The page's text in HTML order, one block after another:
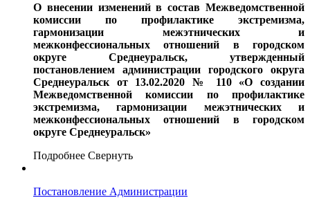
О внесении изменений в состав Межведомственной
комиссии по профилактике экстремизма,
гармонизации межэтнических и
межконфессиональных отношений в городском
округе Среднеуральск, утвержденный
постановлением администрации городского округа
Среднеуральск от 13.02.2020 № 110 «О создании
Межведомственной комиссии по профилактике
экстремизма, гармонизации межэтнических и
межконфессиональных отношений в городском
округе Среднеуральск»
Подробнее Свернуть
Постановление Администрации